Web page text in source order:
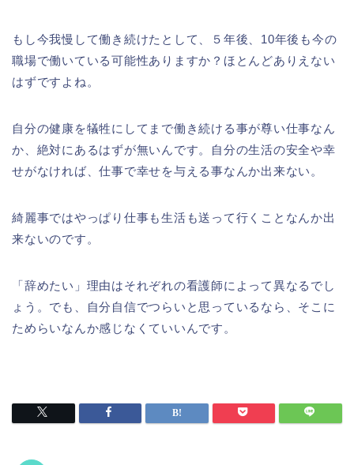
もし今我慢して働き続けたとして、５年後、10年後も今の
職場で働いている可能性ありますか？ほとんどありえない
はずですよね。
自分の健康を犠牲にしてまで働き続ける事が尊い仕事なん
か、絶対にあるはずが無いんです。自分の生活の安全や幸
せがなければ、仕事で幸せを与える事なんか出来ない。
綺麗事ではやっぱり仕事も生活も送って行くことなんか出
来ないのです。
「辞めたい」理由はそれぞれの看護師によって異なるでし
ょう。でも、自分自信でつらいと思っているなら、そこに
ためらいなんか感じなくていいんです。